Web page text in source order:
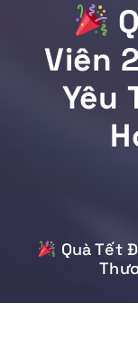
Viên
Yêu
Quà Tết